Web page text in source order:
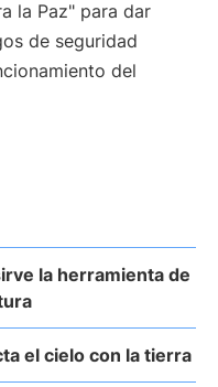
la Paz" para dar
de seguridad
del
la herramienta de
el cielo con la tierra